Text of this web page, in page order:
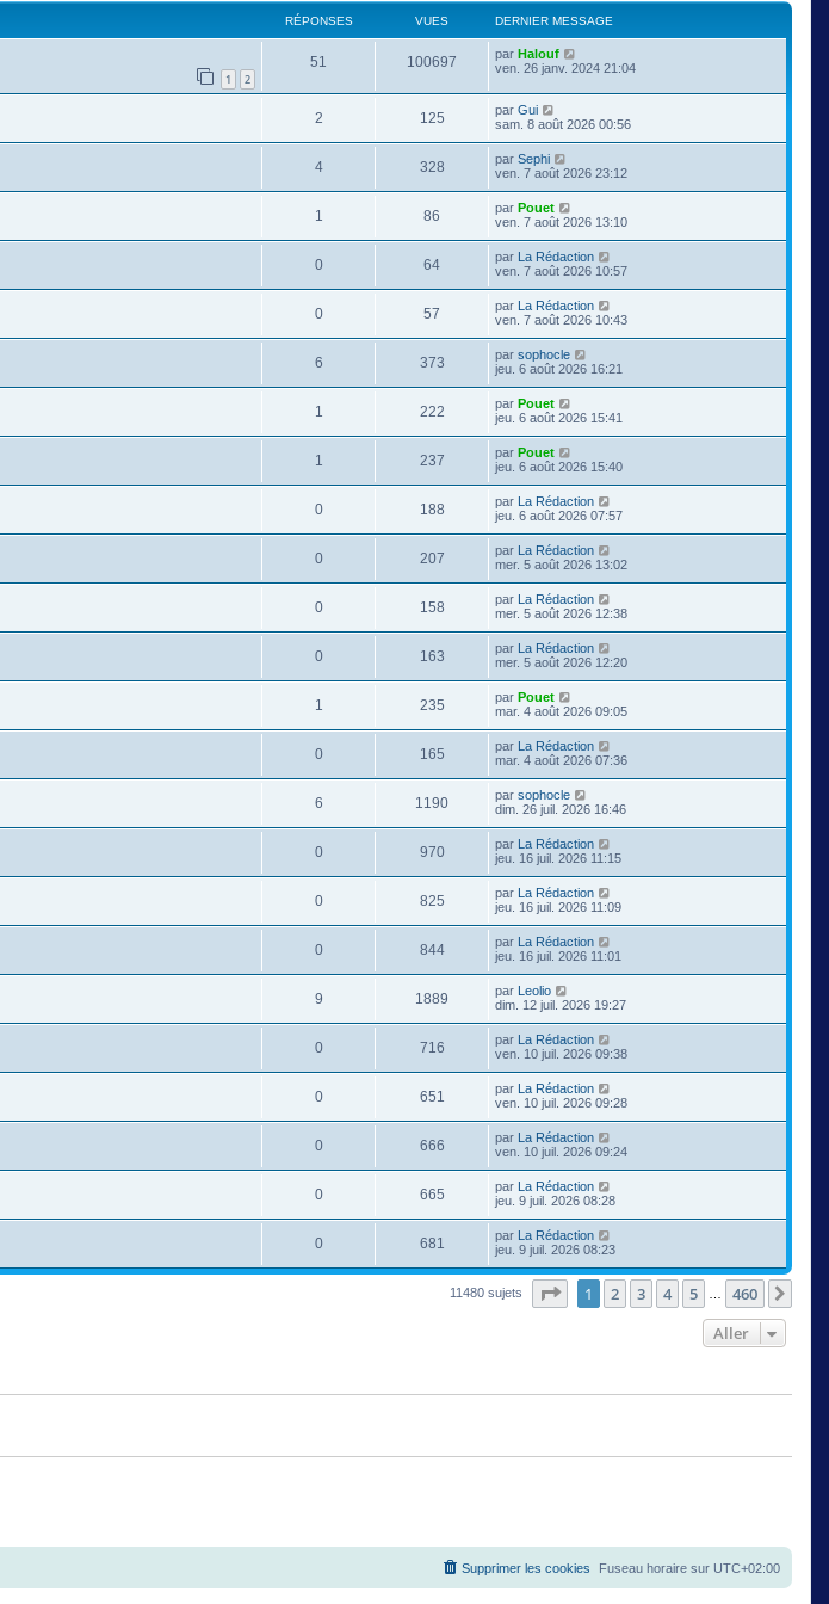
RÉPONSES VUES DERNIER MESSAGE
1 2
51 100697 par Halouf
ven. 26 janv. 2024 21:04
2 125 par Gui
sam. 8 août 2026 00:56
4 328 par Sephi
ven. 7 août 2026 23:12
1 86 par Pouet
ven. 7 août 2026 13:10
0 64 par La Rédaction
ven. 7 août 2026 10:57
0 57 par La Rédaction
ven. 7 août 2026 10:43
6 373 par sophocle
jeu. 6 août 2026 16:21
1 222 par Pouet
jeu. 6 août 2026 15:41
1 237 par Pouet
jeu. 6 août 2026 15:40
0 188 par La Rédaction
jeu. 6 août 2026 07:57
0 207 par La Rédaction
mer. 5 août 2026 13:02
0 158 par La Rédaction
mer. 5 août 2026 12:38
0 163 par La Rédaction
mer. 5 août 2026 12:20
1 235 par Pouet
mar. 4 août 2026 09:05
0 165 par La Rédaction
mar. 4 août 2026 07:36
6 1190 par sophocle
dim. 26 juil. 2026 16:46
0 970 par La Rédaction
jeu. 16 juil. 2026 11:15
0 825 par La Rédaction
jeu. 16 juil. 2026 11:09
0 844 par La Rédaction
jeu. 16 juil. 2026 11:01
9 1889 par Leolio
dim. 12 juil. 2026 19:27
0 716 par La Rédaction
ven. 10 juil. 2026 09:38
0 651 par La Rédaction
ven. 10 juil. 2026 09:28
0 666 par La Rédaction
ven. 10 juil. 2026 09:24
0 665 par La Rédaction
jeu. 9 juil. 2026 08:28
0 681 par La Rédaction
jeu. 9 juil. 2026 08:23
11480 sujets Page sur460
1 2 3 4 5 460
Aller
Fuseau horaire sur UTC+02:00
Supprimer les cookies